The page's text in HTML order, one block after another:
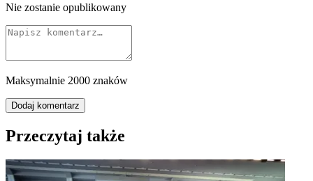
Nie zostanie opublikowany
Maksymalnie 2000 znaków
Dodaj komentarz
Przeczytaj także